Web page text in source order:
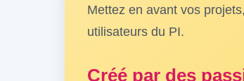
Mettez en avant vos
utilisateurs du PI.
Créé par des